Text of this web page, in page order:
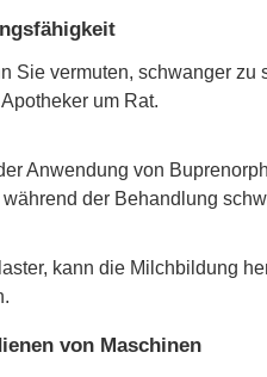
Sie vermuten, schwanger
um Rat.
Anwendung von
der Behandlung
kann die Milchbildung
von Maschinen